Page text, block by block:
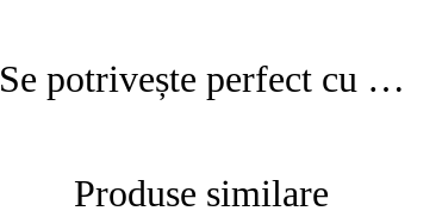
Se potrivește perfect cu …
Produse similare